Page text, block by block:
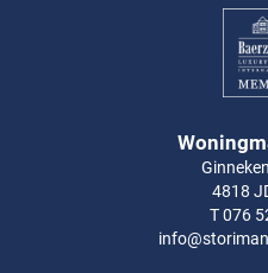
4818
T 076